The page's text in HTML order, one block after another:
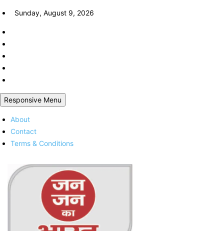
Skip
content
Sunday, August 9, 2026
Responsive Menu
About
Contact
Terms & Conditions